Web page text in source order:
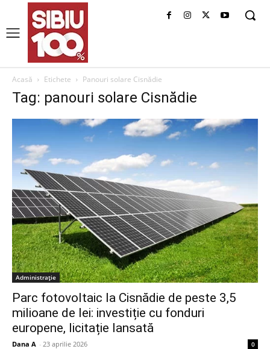
Acasă Etichete Panouri solare Cisnădie
Tag: panouri solare Cisnădie
Administrație
Parc fotovoltaic la Cisnădie de peste 3,5
milioane de lei: investiție cu fonduri
europene, licitație lansată
Dana A - 23 aprilie 2026 0